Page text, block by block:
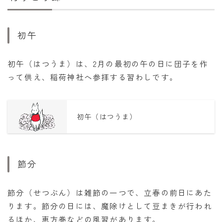
初午
初午（はつうま）は、2月の最初の午の日に団子を作
って供え、稲荷神社へ参拝する習わしです。
初午（はつうま）
節分
節分（せつぶん）は雑節の一つで、立春の前日にあた
ります。節分の日には、魔除けとして豆まきが行われ
るほか、恵方巻などの風習があります。